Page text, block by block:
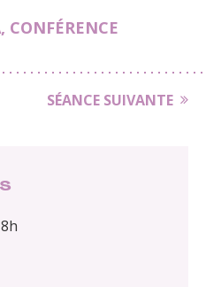
, CONFÉRENCE
SÉANCE SUIVANTE